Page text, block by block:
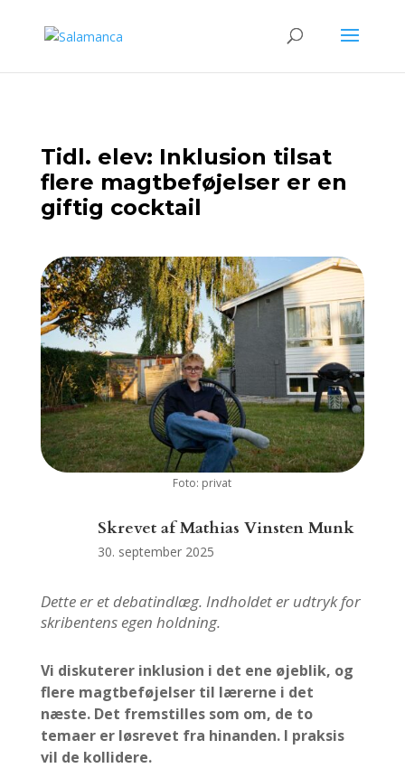
Tidl. elev: Inklusion tilsat
flere magtbeføjelser er en
giftig cocktail
Foto: privat
Skrevet afMathias Vinsten Munk
30. september 2025
Dette er et debatindlæg. Indholdet er udtryk for
skribentens egen holdning.
Vi diskuterer inklusion i det ene øjeblik, og
flere magtbeføjelser til lærerne i det
næste. Det fremstilles som om, de to
temaer er løsrevet fra hinanden. I praksis
vil de kollidere.